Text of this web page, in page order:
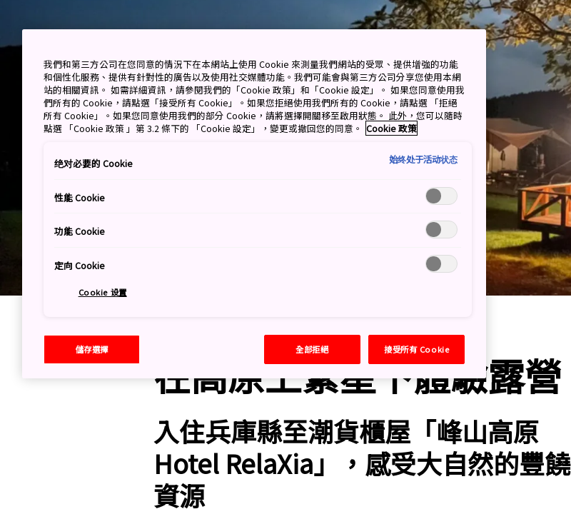
在高原上繁星下體驗露營
入住兵庫縣至潮貨櫃屋「峰山高原
Hotel RelaXia」，感受大自然的豐饒
資源
我們和第三方公司在您同意的情況下在本網站上使用 Cookie 來測量我們網站的受眾、提供增強的功能
和個性化服務、提供有針對性的廣告以及使用社交媒體功能。我們可能會與第三方公司分享您使用本網
站的相關資訊。 如需詳細資訊，請參閱我們的「Cookie 政策」和「Cookie 設定」。 如果您同意使用我
們所有的 Cookie，請點選「接受所有 Cookie」。如果您拒絕使用我們所有的 Cookie，請點選 「拒絕
所有 Cookie」。如果您同意使用我們的部分 Cookie，請將選擇開關移至啟用狀態。 此外，您可以隨時
點選 「Cookie 政策 」第 3.2 條下的 「Cookie 設定」，變更或撤回您的同意。 Cookie 政策
绝对必要的 Cookie 始终处于活动状态
性能 Cookie
功能 Cookie
定向 Cookie
Cookie 设置
儲存選擇 全部拒絕 接受所有 Cookie